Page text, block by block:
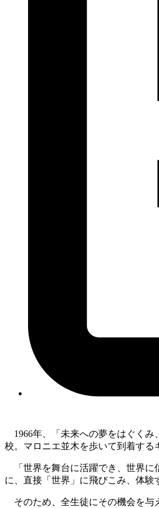
1966年、「未来への夢をはぐくみ
校。マロニエ並木を歩いて到着する
「世界を舞台に活躍でき、世界に
に、直接「世界」に飛びこみ、体験
そのため、全生徒にその機会を与